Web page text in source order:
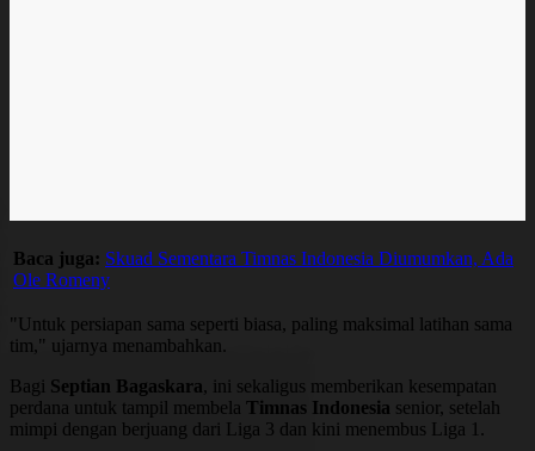
Baca juga: Skuad Sementara Timnas Indonesia Diumumkan, Ada
Ole Romeny
"Untuk persiapan sama seperti biasa, paling maksimal latihan sama
tim," ujarnya menambahkan.
Bagi Septian Bagaskara, ini sekaligus memberikan kesempatan
perdana untuk tampil membela Timnas Indonesia senior, setelah
mimpi dengan berjuang dari Liga 3 dan kini menembus Liga 1.